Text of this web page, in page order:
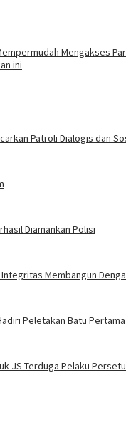
Mengakses
ini
Patroli Dialogis dan
Diamankan Polisi
Membangun
Peletakan Batu
JS Terduga Pelaku